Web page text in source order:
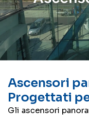
Ascensori
Progettati
Gli ascensori